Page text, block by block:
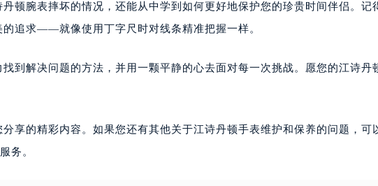
顿腕表摔坏的情况，还能从中学到如何更好地保护您的珍贵时间伴侣。记
追求——就像使用丁字尺时对线条精准把握一样。
到解决问题的方法，并用一颗平静的心去面对每一次挑战。愿您的江诗丹
分享的精彩内容。如果您还有其他关于江诗丹顿手表维护和保养的问题，可
务。